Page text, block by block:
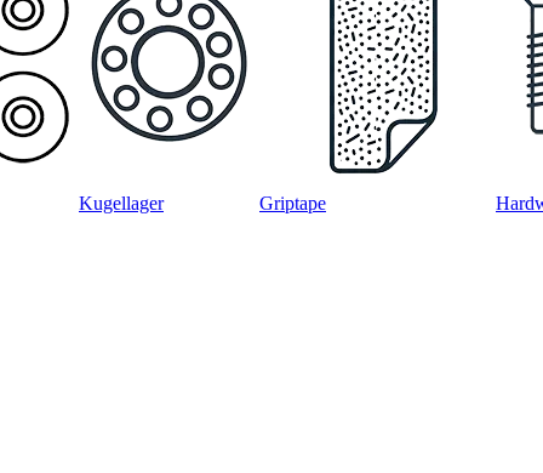
Kugellager Griptape